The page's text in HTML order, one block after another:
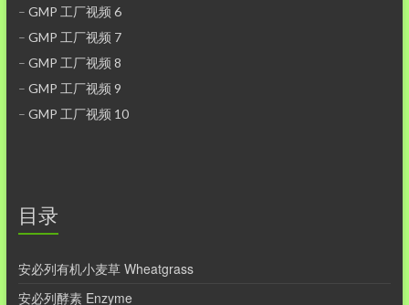
– GMP 工厂视频 6
– GMP 工厂视频 7
– GMP 工厂视频 8
– GMP 工厂视频 9
– GMP 工厂视频 10
目录
安必列有机小麦草 Wheatgrass
安必列酵素 Enzyme